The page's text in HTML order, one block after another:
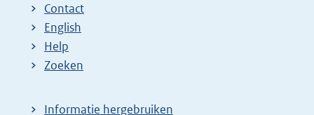
Contact
English
Help
Zoeken
Informatie hergebruiken